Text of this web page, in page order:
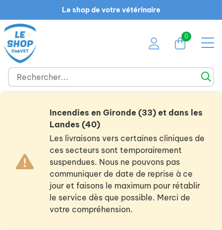
Le shop de votre vétérinaire
0
Incendies en Gironde (33) et dans les
Landes (40)
Les livraisons vers certaines cliniques de
ces secteurs sont temporairement
suspendues. Nous ne pouvons pas
communiquer de date de reprise à ce
jour et faisons le maximum pour rétablir
le service dès que possible. Merci de
votre compréhension.